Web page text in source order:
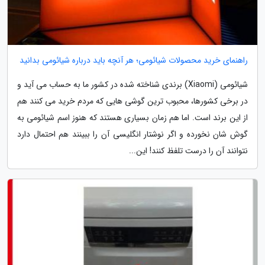
راهنمای خرید محصولات شیائومی؛ هر آنچه باید درباره شیائومی بدانید
شیائومی (Xiaomi) برندی شناخته شده در کشور ما به حساب می آید و
در برخی کشورها، محبوب ترین گوشی هایی که مردم خرید می کنند هم
از این برند است. اما هم زمان بسیاری هستند که هنوز اسم شیائومی به
گوش شان نخورده و اگر نوشتار انگلیسی آن را ببینند هم احتمال دارد
نتوانند آن را درست تلفظ کنند! این...